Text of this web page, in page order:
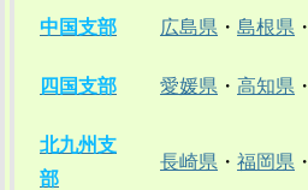
中国支部 広島県 ・ 島根県 ・
四国支部 愛媛県 ・ 高知県 ・
北九州支
部
長崎県 ・ 福岡県 ・